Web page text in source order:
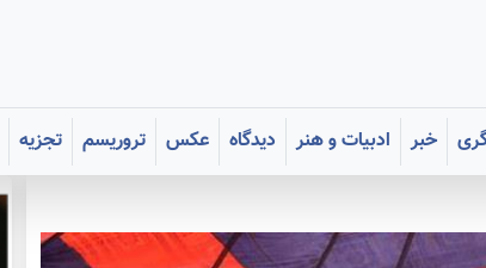
خبر ادبیات و هنر دیدگاه عکس تروریسم تجزیه